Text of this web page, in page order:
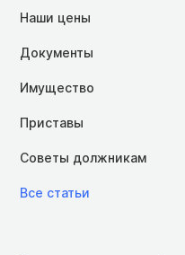
Наши цены
Документы
Имущество
Приставы
Советы должникам
Все статьи